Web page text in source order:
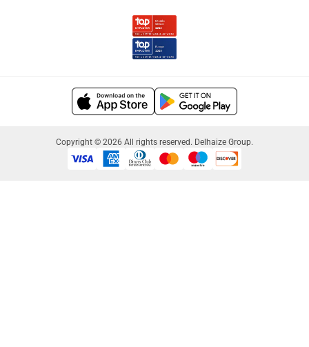
Copyright © 2026 All rights reserved. Delhaize Group.